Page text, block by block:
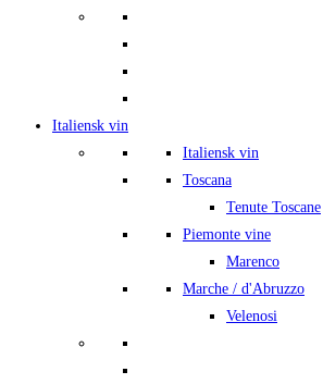
Italiensk vin
Italiensk vin
Toscana
Tenute Toscane
Piemonte vine
Marenco
Marche / d'Abruzzo
Velenosi